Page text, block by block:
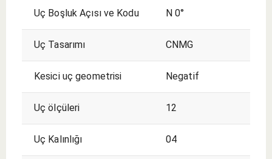
Uç Boşluk Açısı ve Kodu N 0°
Uç Tasarımı CNMG
Kesici uç geometrisi Negatif
Uç ölçüleri 12
Uç Kalınlığı 04